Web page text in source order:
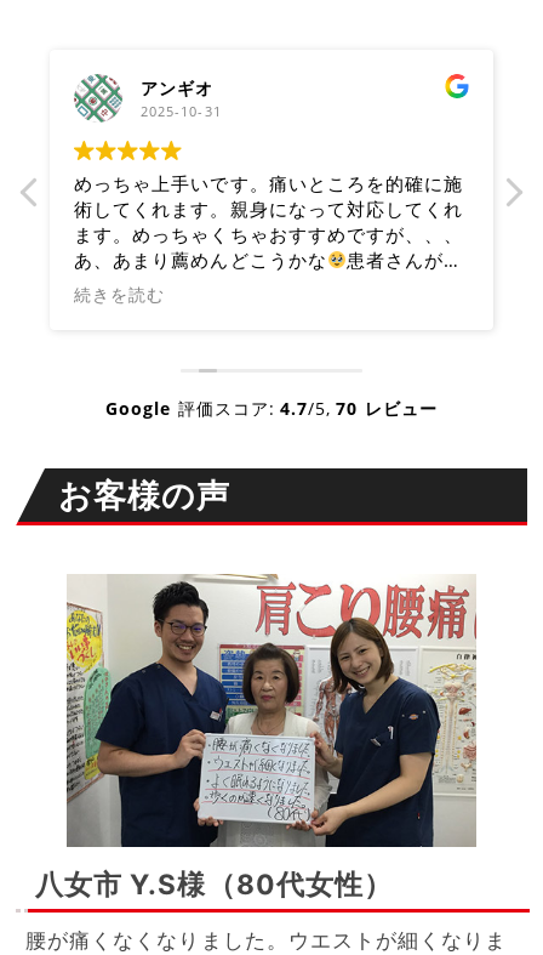
アンギオ
2025-10-31
めっちゃ上手いです。痛いところを的確に施
術してくれます。親身になって対応してくれ
ます。めっちゃくちゃおすすめですが、、、
あ、あまり薦めんどこうかな
患者さんが増
えて来れなくなるの困るからね笑笑
続きを読む
Google 評価スコア: 4.7/5, 70 レビュー
お客様の声
八女市 Y.S様（80代女性）
腰が痛くなくなりました。ウエストが細くなりま